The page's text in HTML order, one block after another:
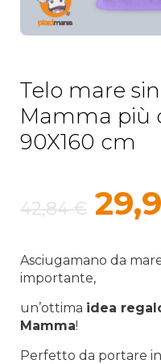
Telo mare
Mamma più
90X160 cm
42,84€ Il
era:
Asciugamano da
importante,
un’ottima idea
Mamma!
Perfetto da portare in